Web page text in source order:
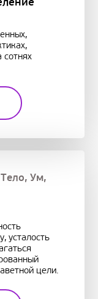
сотнях
,Ум,
усталость
цели.